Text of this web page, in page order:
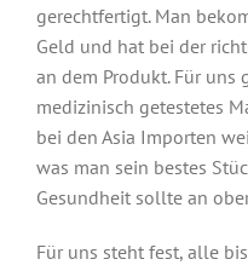
gerechtfertigt. Man
Geld und hat bei der
an dem Produkt. Für uns
medizinisch getestetes
bei den Asia Importen
was man sein bestes
Gesundheit sollte an
Für uns steht fest, alle